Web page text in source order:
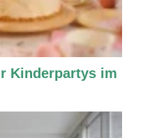
Kinderpartys im